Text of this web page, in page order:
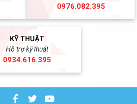
0976.082.395
KỸ THUẬT
Hỗ trợ kỹ thuật
0934.616.395